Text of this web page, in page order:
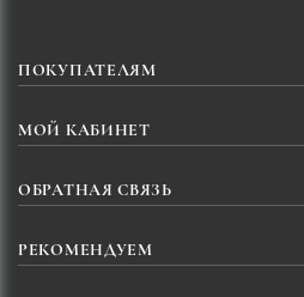
ПОКУПАТЕЛЯМ
МОЙ КАБИНЕТ
ОБРАТНАЯ СВЯЗЬ
РЕКОМЕНДУЕМ